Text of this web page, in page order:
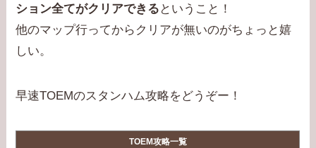
ション全てがクリアできる ということ！
他のマップ行ってからクリアが無いのがちょっと嬉
しい。
早速TOEMのスタンハム攻略をどうぞー！
TOEM攻略一覧